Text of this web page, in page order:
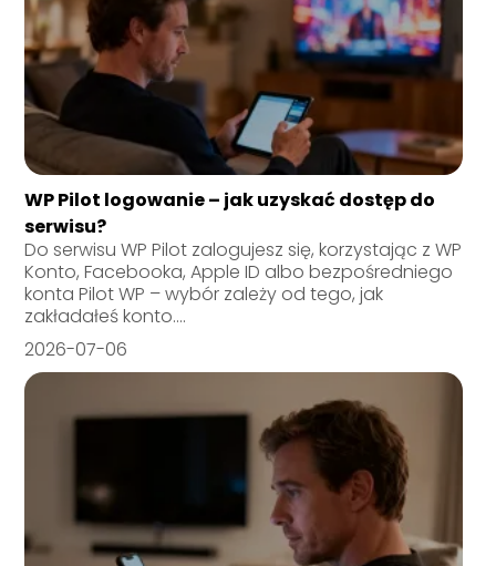
WP Pilot logowanie – jak uzyskać dostęp do
serwisu?
Do serwisu WP Pilot zalogujesz się, korzystając z WP
Konto, Facebooka, Apple ID albo bezpośredniego
konta Pilot WP – wybór zależy od tego, jak
zakładałeś konto....
2026-07-06